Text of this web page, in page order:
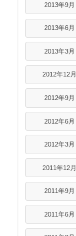
2013年9月
2013年6月
2013年3月
2012年12月
2012年9月
2012年6月
2012年3月
2011年12月
2011年9月
2011年6月